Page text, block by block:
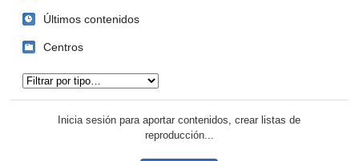
Últimos contenidos
Centros
Inicia sesión para aportar contenidos, crear listas de
reproducción...